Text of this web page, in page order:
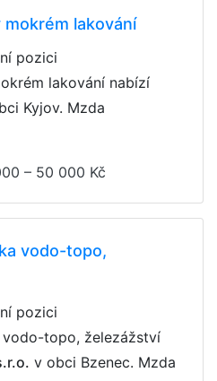
lakování
pozici
lakování nabízí
Kyjov. Mzda
– 50 000 Kč
vodo-topo,
pozici
topo, železážství
v obci Bzenec. Mzda